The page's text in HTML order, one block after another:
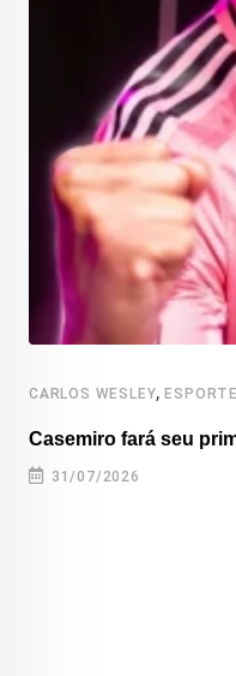
CARLOS WESLEY,
Casemiro fará seu
31/07/2026